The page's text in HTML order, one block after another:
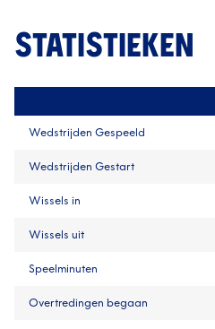
STATISTIEKEN
Wedstrijden Gespeeld
Wedstrijden Gestart
Wissels in
Wissels uit
Speelminuten
Overtredingen begaan